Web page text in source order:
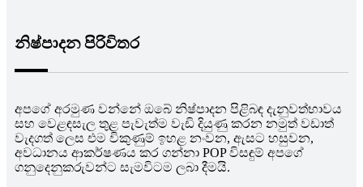
නිෂ්පාදන පිරිවිතර
අපගේ අරමුණ වන්නේ ඔබේ නිෂ්පාදන පිළිබඳ දැනුවත්භාවය
සහ වෙළඳසැල තුළ පැවැත්ම වැඩි දියුණු කරන නමුත් වඩාත්
වැදගත් ලෙස එම විකුණුම් ඉහළ නංවන, ඇසට හසුවන,
අවධානය ආකර්ෂණය කර ගන්නා POP විසඳුම් අපගේ
ගනුදෙනුකරුවන්ට සැමවිටම ලබා දීමයි.